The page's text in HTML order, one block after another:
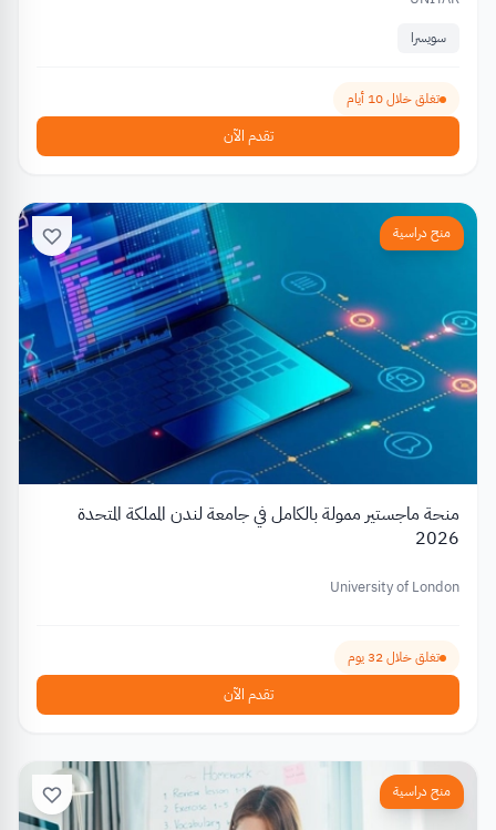
سويسرا
تغلق خلال 10 أيام
تقدم الآن
منح دراسية
منحة ماجستير ممولة بالكامل في جامعة لندن المملكة المتحدة
2026
University of London
تغلق خلال 32 يوم
تقدم الآن
منح دراسية